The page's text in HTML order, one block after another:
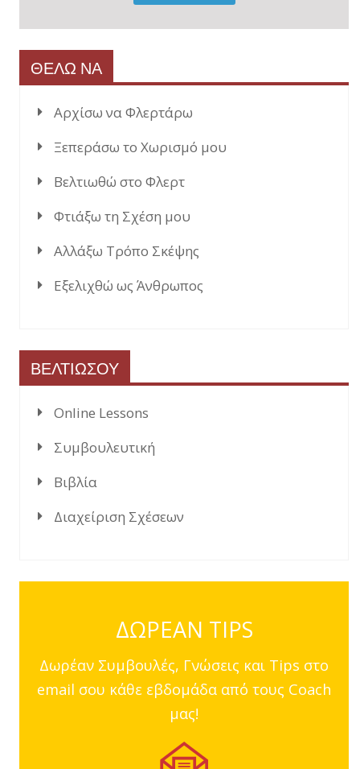
ΘΕΛΩ ΝΑ
Αρχίσω να Φλερτάρω
Ξεπεράσω το Χωρισμό μου
Βελτιωθώ στο Φλερτ
Φτιάξω τη Σχέση μου
Αλλάξω Τρόπο Σκέψης
Εξελιχθώ ως Άνθρωπος
ΒΕΛΤΙΩΣΟΥ
Online Lessons
Συμβουλευτική
Βιβλία
Διαχείριση Σχέσεων
ΔΩΡΕΑΝ TIPS
Δωρέαν Συμβουλές, Γνώσεις και Tips στο
email σου κάθε εβδομάδα από τους Coach
μας!